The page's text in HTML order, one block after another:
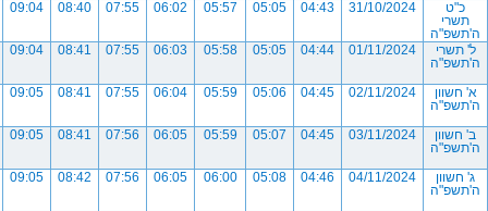
כ"ט
תשרי
ה'תשפ"ה
31/10/2024
04:43
05:05
05:57
06:02
07:55
08:40
09:04
ל' תשרי
ה'תשפ"ה
01/11/2024
04:44
05:05
05:58
06:03
07:55
08:41
09:04
א' חשוון
ה'תשפ"ה
02/11/2024
04:45
05:06
05:59
06:04
07:55
08:41
09:05
ב' חשוון
ה'תשפ"ה
03/11/2024
04:45
05:07
05:59
06:05
07:56
08:41
09:05
ג' חשוון
ה'תשפ"ה
04/11/2024
04:46
05:08
06:00
06:05
07:56
08:42
09:05